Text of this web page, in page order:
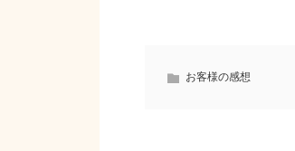
お客様の感想